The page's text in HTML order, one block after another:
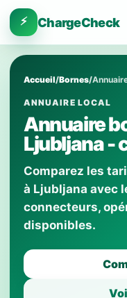
⚡ ChargeCheck
Accueil/Bornes/
ANNUAIRE LOCAL
Annuaire
Ljubljana -
Comparez les
à Ljubljana avec
connecteurs,
disponibles.